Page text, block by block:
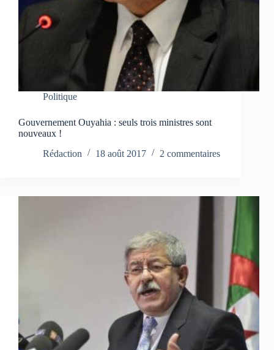
Politique
Gouvernement Ouyahia : seuls trois ministres sont
nouveaux !
Rédaction
18 août 2017 2 commentaires